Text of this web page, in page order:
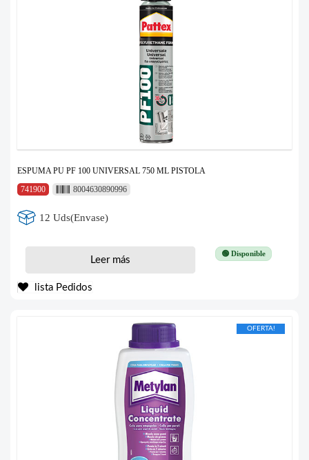
ESPUMA PU PF 100 UNIVERSAL 750 ML PISTOLA
741900
8004630890996
12 Uds(Envase)
🟢 Disponible
Leer más
lista Pedidos
OFERTA!